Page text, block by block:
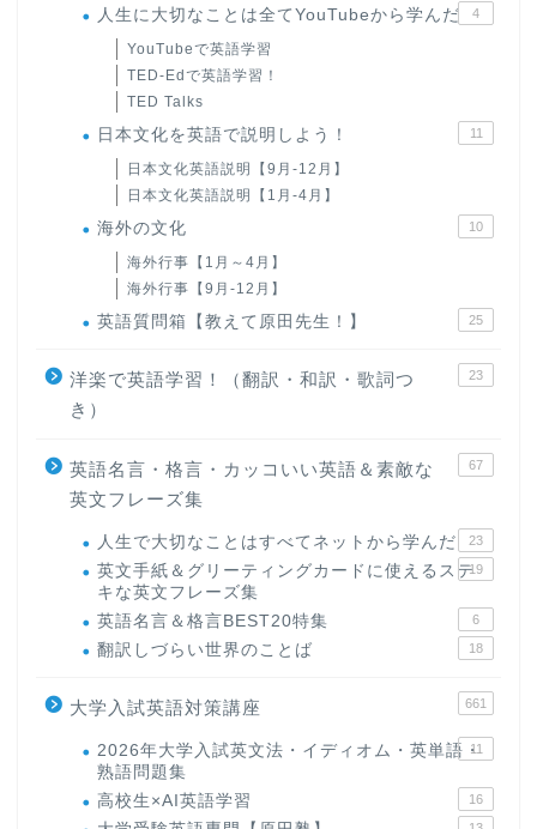
人生に大切なことは全てYouTubeから学んだ 4
YouTubeで英語学習
TED-Edで英語学習！
TED Talks
日本文化を英語で説明しよう！ 11
日本文化英語説明【9月-12月】
日本文化英語説明【1月-4月】
海外の文化 10
海外行事【1月～4月】
海外行事【9月-12月】
英語質問箱【教えて原田先生！】 25
洋楽で英語学習！（翻訳・和訳・歌詞つ
き）
23
英語名言・格言・カッコいい英語＆素敵な
英文フレーズ集
67
人生で大切なことはすべてネットから学んだ 23
英文手紙＆グリーティングカードに使えるステ
キな英文フレーズ集
19
英語名言＆格言BEST20特集 6
翻訳しづらい世界のことば 18
大学入試英語対策講座 661
2026年大学入試英文法・イディオム・英単語・
熟語問題集
11
高校生×AI英語学習 16